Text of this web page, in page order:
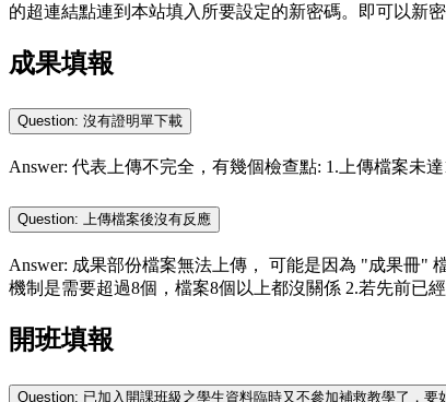
的超連結點連到本站填入所要設定的新密碼。即可以新
成果填報
Question: 沒有證明單下載
Answer: 代表上傳不完全，有幾個檢查點: 1.上傳檔案未
Question: 上傳檔案後沒有反應
Answer: 成果部份檔案無法上傳， 可能是因為 "成果冊"
機制是需要超過8個，檔案8個以上都沒關係 2.若先前已
開班填報
Question: 已加入開課班級之學生資料臨時又不參加補救教學了，